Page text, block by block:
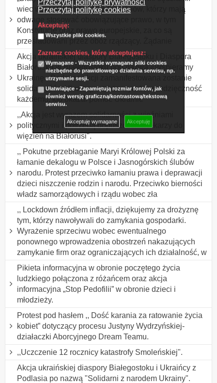
Przeczytaj politykę prywatności
Przeczytaj politykę cookies
Akceptuję:
Wszystkie pliki cookies.
Zaznacz cookies, które akceptujesz:
Wymagane - Wszystkie wymagane pliki cookies
niezbędne do prawidłowego działania serwisu, np.
utrzymanie sesji.
Ułatwiające - Zapamiętują rozmiar fontów, jak
również wersję graficzną/kontrastową/tekstową
serwisu.
Akceptuję wymagane Akceptuję
wiec wsparcia niezawisłych sędziów, którzy mają
odwagę stosować obowiązujące prawo, w tym
Konstytucję oraz prawo europejskie, za co są
prześladowani przez obóz rządzący. Żądanie
Akcja ukraińskiej diaspory Białegostoku i Diaspora
Białoruska w Białegostoku pod nazwą «Wspieramy
Ukrainę» Podczas akcji zamanifestowana zostanie
solidarność z Ukrainą, a także wyrażona wdzięczność
każdemu, kto okazał pomoc Ukrainie
,,Akcja jest wyrazem solidarności z więźniami
politycznymi i potrzebą dopuszczenia lekarzy do
więzień na Białorusi".
,, Pokutne przebłaganie Maryi Królowej Polski za
łamanie dekalogu w Polsce i Jasnogórskich ślubów
narodu. Protest przeciwko łamaniu prawa i deprawacji
dzieci niszczenie rodzin i narodu. Przeciwko bierności
władz samorządowych i rządu wobec zła
,, Lockdown źródłem inflacji, dziękujemy za drożyznę
tym, którzy nawoływali do zamykania gospodarki.
Wyrażenie sprzeciwu wobec ewentualnego
ponownego wprowadzenia obostrzeń nakazujących
zamykanie firm oraz ograniczających ich działalność, w
Pikieta informacyjna w obronie poczętego życia
ludzkiego połączona z różańcem oraz akcja
informacyjna „Stop Pedofilii” w obronie dzieci i
młodzieży.
Protest pod hasłem ,, Dość karania za ratowanie życia
kobiet” dotyczący procesu Justyny Wydrzyńskiej-
działaczki Aborcyjnego Dream Teamu.
,,Uczczenie 12 rocznicy katastrofy Smoleńskiej".
Akcja ukraińskiej diaspory Białegostoku i Ukraińcy z
Podlasia po nazwą "Solidarni z narodem Ukrainy".